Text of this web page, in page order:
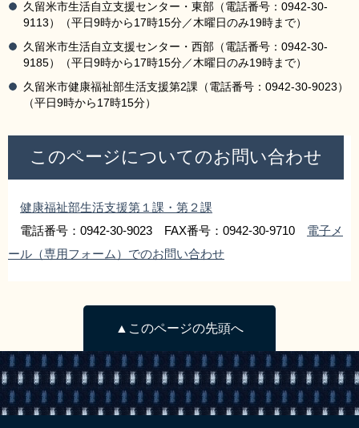
久留米市生活自立支援センター・東部（電話番号：0942-30-
9113）（平日9時から17時15分／木曜日のみ19時まで）
久留米市生活自立支援センター・西部（電話番号：0942-30-
9185）（平日9時から17時15分／木曜日のみ19時まで）
久留米市健康福祉部生活支援第2課（電話番号：0942-30-9023）
（平日9時から17時15分）
このページについてのお問い合わせ
健康福祉部生活支援第１課・第２課
電話番号：0942-30-9023 FAX番号：0942-30-9710 電子メ
ール（専用フォーム）でのお問い合わせ
▲このページの先頭へ